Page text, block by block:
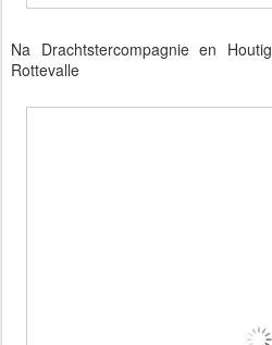
Na Drachtstercompagnie en
Rottevalle